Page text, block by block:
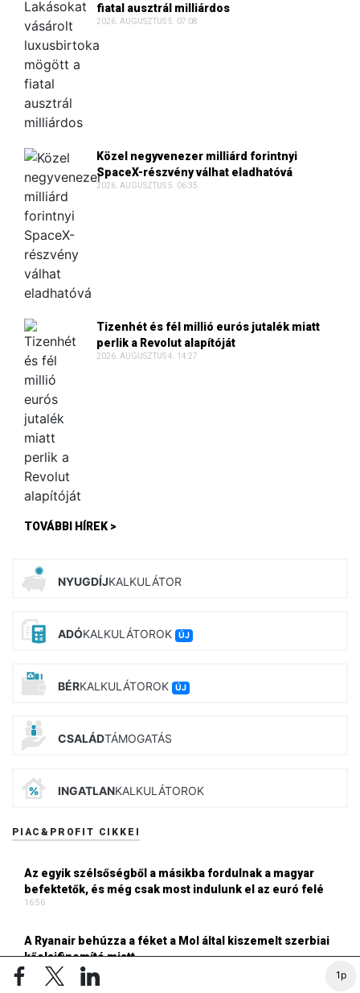
1p
fiatal ausztrál milliárdos
2026. AUGUSZTUS 5. 07:08
Közel negyvenezer milliárd forintnyi
SpaceX-részvény válhat eladhatóvá
2026. AUGUSZTUS 5. 06:35
Tizenhét és fél millió eurós jutalék miatt
perlik a Revolut alapítóját
2026. AUGUSZTUS 4. 14:27
TOVÁBBI HÍREK >
NYUGDÍJKALKULÁTOR
ADÓKALKULÁTOROK ÚJ
BÉRKALKULÁTOROK ÚJ
CSALÁDTÁMOGATÁS
INGATLANKALKULÁTOROK
PIAC&PROFIT CIKKEI
Az egyik szélsőségből a másikba fordulnak a magyar
befektetők, és még csak most indulunk el az euró felé
16:56
A Ryanair behúzza a féket a Mol által kiszemelt szerbiai
kőolajfinomító miatt
14:12